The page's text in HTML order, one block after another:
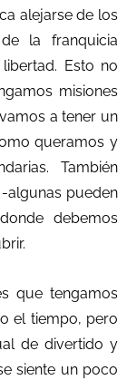
alejarse de los
la franquicia
Esto no
misiones
a tener un
queramos y
También
algunas pueden
debemos
que tengamos
el tiempo, pero
de divertido y
siente un poco